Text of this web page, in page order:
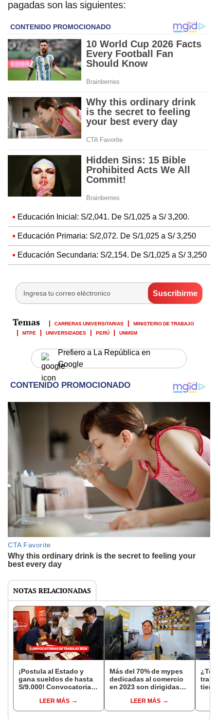
pagadas son las siguientes:
Educación Inicial: S/2,041. De S/1,025 a S/ 3,200.
Educación Primaria: S/2,072. De S/1,025 a S/ 3,250
Educación Secundaria: S/2,154. De S/1,025 a S/ 3,250
CARRERAS UNIVERSITARIAS
MINISTERIO DE TRABAJO
MTPE
UNIVERSIDADES PERÚ UNMSM
Prefiero a La República en
Google
NOTAS RELACIONADAS
¡Postula al Estado y
gana sueldos de hasta
S/9.000! Convocatorias
7 al 11 de agosto
LEER MÁS
Más del 70% de mypes
dedicadas al comercio
en 2023 son dirigidas
LEER MÁS
¿Te